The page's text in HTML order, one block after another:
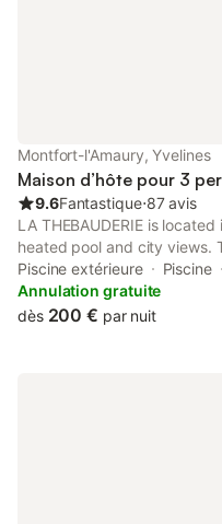
Montfort-l'Amaury, Yvelines
Maison d’hôte pour 3
9.6Fantastique⋅87 avis
LA THEBAUDERIE is
heated pool and city views.
France Miniature, 30 km
from Gardens of Versailles.
Piscine extérieure Piscine
Annulation gratuite
dès 200 € par nuit